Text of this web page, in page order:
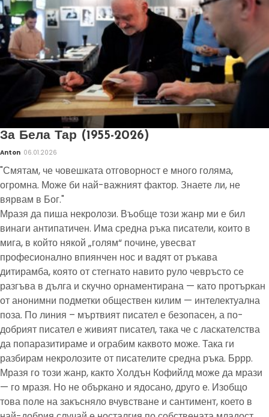
За Бела Тар (1955-2026)
Anton 06.01.2026
"Смятам, че човешката отговорност е много голяма,
огромна. Може би най-важният фактор. Знаете ли, не
вярвам в Бог."
Мразя да пиша некролози. Въобще този жанр ми е бил
винаги антипатичен. Има средна ръка писатели, които в
мига, в който някой „голям“ почине, увесват
професионално впиянчен нос и вадят от ръкава
дитирамба, която от стегнато навито руло чевръсто се
разгъва в дълга и скучно орнаментирана — като протъркан
от анонимни подметки обществен килим — интелектуална
поза. По линия – мъртвият писател е безопасен, а по-
добрият писател е живият писател, така че с ласкателства
да попаразитираме и ограбим каквото може. Така ги
разбирам некролозите от писателите средна ръка. Бррр.
Мразя го този жанр, както Холдън Кофийлд може да мрази
— го мразя. Но не объркано и ядосано, друго е. Изобщо
това поле на закъсняло вчувстване и сантимент, което в